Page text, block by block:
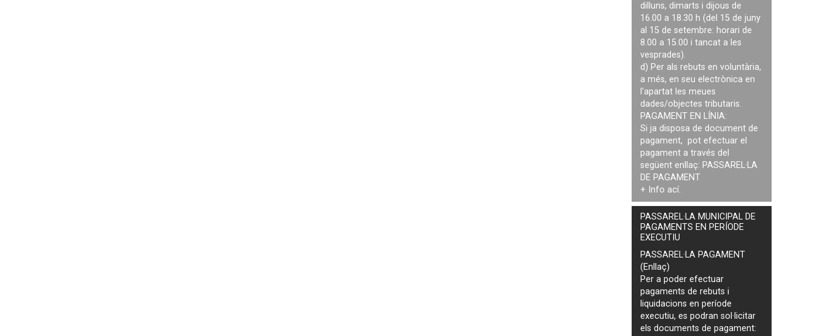
dilluns, dimarts i dijous de
16.00 a 18.30 h (del 15 de juny
al 15 de setembre: horari de
8.00 a 15.00 i tancat a les
vesprades).
d) Per als rebuts en voluntària,
a més, en seu electrònica en
l'apartat les meues
dades/objectes tributaris.
PAGAMENT EN LÍNIA:
Si ja disposa de document de
pagament, pot efectuar el
pagament a través del
següent enllaç: PASSAREL·LA
DE PAGAMENT
+ Info ací.
PASSAREL·LA MUNICIPAL DE
PAGAMENTS EN PERÍODE
EXECUTIU
PASSAREL·LA PAGAMENT
(Enllaç)
Per a poder efectuar
pagaments derebuts i
liquidacions en període
executiu, es podransol·licitar
els documents de pagament: